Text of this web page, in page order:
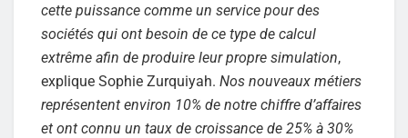
cette puissance comme un service pour des
sociétés qui ont besoin de ce type de calcul
extrême afin de produire leur propre simulation,
explique Sophie Zurquiyah. Nos nouveaux métiers
représentent environ 10% de notre chiffre d’affaires
et ont connu un taux de croissance de 25% à 30%